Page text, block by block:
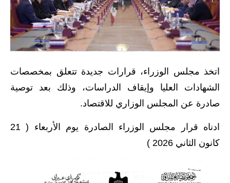
الاخبار السياسية
الاخبار الامنية
الاخبار الرياضية
المدارس
اخبار وقرارات وزارة التربية
المرحلة الابتدائية
اتخذ مجلس الوزراء، قرارات جديدة تتعلق بمخصصات
الشهادات العليا وإيقاف الدراسات، وذلك بعد توصية
صادرة عن المجلس الوزاري للاقتصاد.
ادناه قرار مجلس الوزراء الصادرة يوم الأربعاء ( 21
كانون الثاني 2026 )